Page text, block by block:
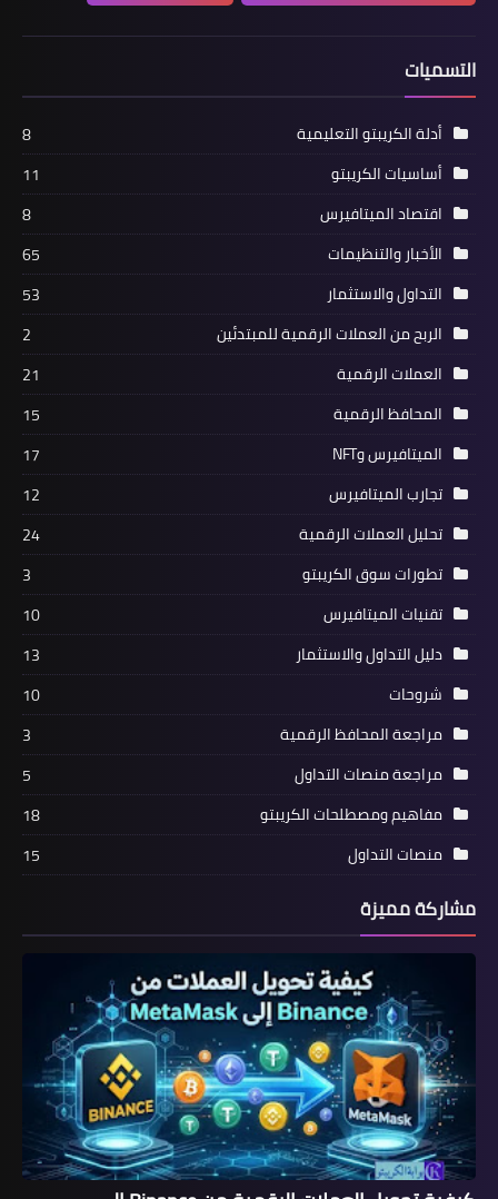
التسميات
أدلة الكريبتو التعليمية
8
أساسيات الكريبتو
11
اقتصاد الميتافيرس
8
الأخبار والتنظيمات
65
التداول والاستثمار
53
الربح من العملات الرقمية للمبتدئين
2
العملات الرقمية
21
المحافظ الرقمية
15
الميتافيرس وNFT
17
تجارب الميتافيرس
12
تحليل العملات الرقمية
24
تطورات سوق الكريبتو
3
تقنيات الميتافيرس
10
دليل التداول والاستثمار
13
شروحات
10
مراجعة المحافظ الرقمية
3
مراجعة منصات التداول
5
مفاهيم ومصطلحات الكريبتو
18
منصات التداول
15
مشاركة مميزة